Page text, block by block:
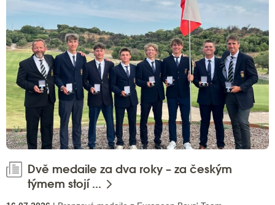
Dvě medaile za dva roky – za českým
týmem stojí ...